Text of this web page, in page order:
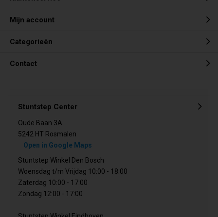
Mijn account
Categorieën
Contact
Stuntstep Center
Oude Baan 3A
5242 HT Rosmalen
Open in Google Maps
Stuntstep Winkel Den Bosch
Woensdag t/m Vrijdag 10:00 - 18:00
Zaterdag 10:00 - 17:00
Zondag 12:00 - 17:00